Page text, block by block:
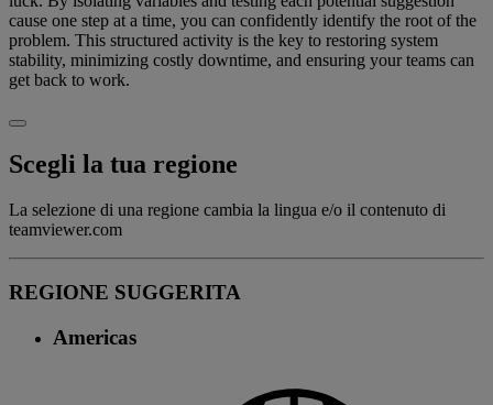
cause one step at a time, you can confidently identify the root of the
problem. This structured activity is the key to restoring system
stability, minimizing costly downtime, and ensuring your teams can
get back to work.
Scegli la tua regione
La selezione di una regione cambia la lingua e/o il contenuto di
teamviewer.com
REGIONE SUGGERITA
Americas